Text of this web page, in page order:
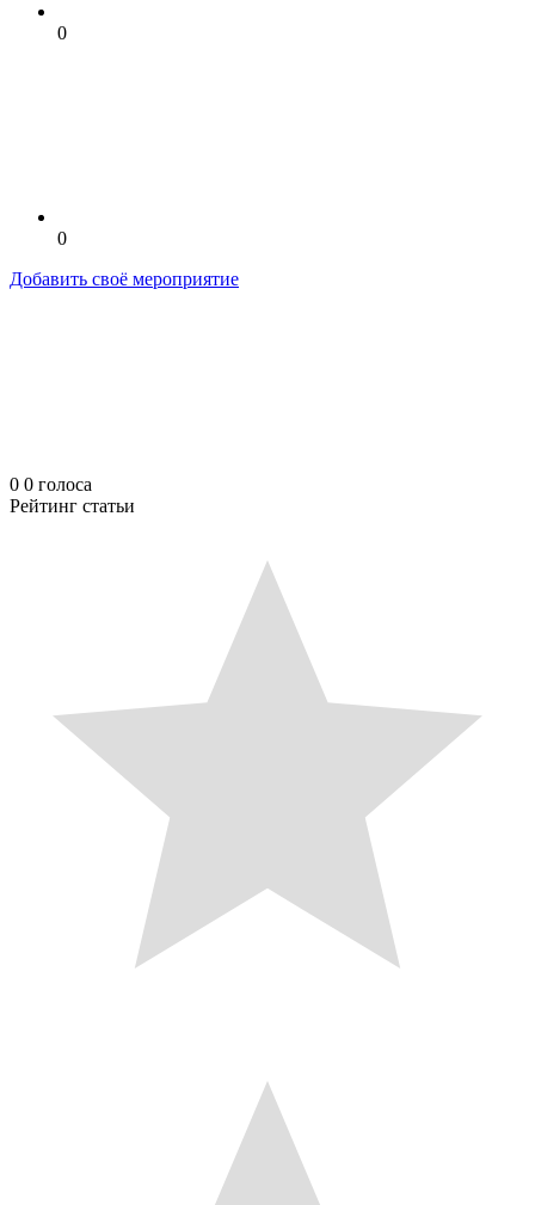
0
0
Добавить своё мероприятие
0 0 голоса
Рейтинг статьи